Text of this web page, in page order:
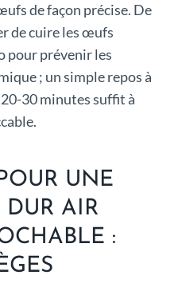
de façon précise. De
de cuire les œufs
pour prévenir les
; un simple repos à
30 minutes suffit à
UNE
AIR
: